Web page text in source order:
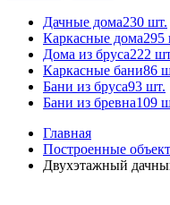
Дачные дома230 шт.
Каркасные дома295
Дома из бруса222
Каркасные бани86
Бани из бруса93 шт.
Бани из бревна109
Главная
Построенные
Двухэтажный